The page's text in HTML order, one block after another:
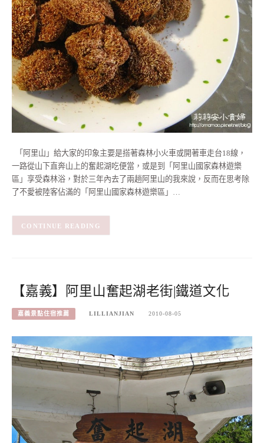
「阿里山」給大家的印象主要是搭著森林小火車或開著車走台18線，
一路從山下直奔山上的奮起湖吃便當，或是到「阿里山國家森林遊樂
區」享受森林浴，對於三年內去了兩趟阿里山的我來說，反而在思考除
了不愛被陸客佔滿的「阿里山國家森林遊樂區」…
CONTINUE READING
【嘉義】阿里山奮起湖老街|鐵道文化
嘉義景點住宿推薦 LILLIANJIAN 2010-08-05